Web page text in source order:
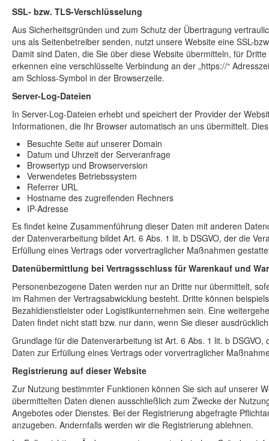
SSL- bzw. TLS-Verschlüsselung
Aus Sicherheitsgründen und zum Schutz der Übertragung
uns als Seitenbetreiber senden, nutzt unsere Website eine SSL-
Damit sind Daten, die Sie über diese Website übermitteln, für
erkennen eine verschlüsselte Verbindung an der „https://“
am Schloss-Symbol in der Browserzeile.
Server-Log-Dateien
In Server-Log-Dateien erhebt und speichert der Provider der
Informationen, die Ihr Browser automatisch an uns übermittelt.
Besuchte Seite auf unserer Domain
Datum und Uhrzeit der Serveranfrage
Browsertyp und Browserversion
Verwendetes Betriebssystem
Referrer URL
Hostname des zugreifenden Rechners
IP-Adresse
Es findet keine Zusammenführung dieser Daten mit anderen
der Datenverarbeitung bildet Art. 6 Abs. 1 lit. b DSGVO, der die
Erfüllung eines Vertrags oder vorvertraglicher Maßnahmen
Datenübermittlung bei Vertragsschluss für Warenkauf und
Personenbezogene Daten werden nur an Dritte nur übermittelt,
im Rahmen der Vertragsabwicklung besteht. Dritte können
Bezahldienstleister oder Logistikunternehmen sein. Eine
Daten findet nicht statt bzw. nur dann, wenn Sie dieser
Grundlage für die Datenverarbeitung ist Art. 6 Abs. 1 lit. b DSGVO,
Daten zur Erfüllung eines Vertrags oder vorvertraglicher
Registrierung auf dieser Website
Zur Nutzung bestimmter Funktionen können Sie sich auf unserer
übermittelten Daten dienen ausschließlich zum Zwecke der
Angebotes oder Dienstes. Bei der Registrierung abgefragte
anzugeben. Andernfalls werden wir die Registrierung ablehnen.